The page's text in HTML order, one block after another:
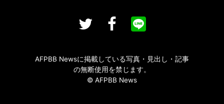
AFPBB Newsに掲載している写真・見出し・記事
の無断使用を禁じます。
© AFPBB News